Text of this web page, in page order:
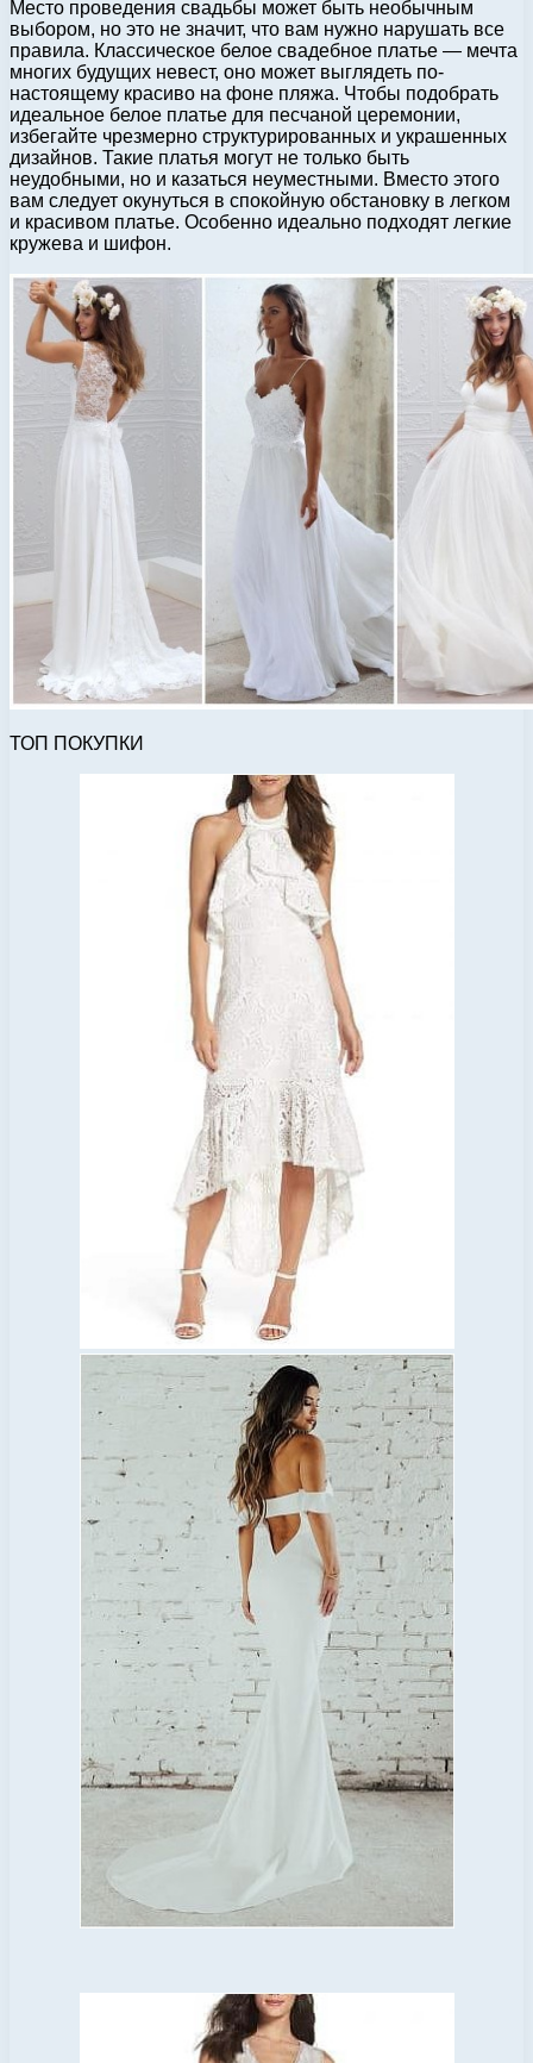
Место проведения свадьбы может быть необычным
выбором, но это не значит, что вам нужно нарушать все
правила. Классическое белое свадебное платье — мечта
многих будущих невест, оно может выглядеть по-
настоящему красиво на фоне пляжа. Чтобы подобрать
идеальное белое платье для песчаной церемонии,
избегайте чрезмерно структурированных и украшенных
дизайнов. Такие платья могут не только быть
неудобными, но и казаться неуместными. Вместо этого
вам следует окунуться в спокойную обстановку в легком
и красивом платье. Особенно идеально подходят легкие
кружева и шифон.
ТОП ПОКУПКИ